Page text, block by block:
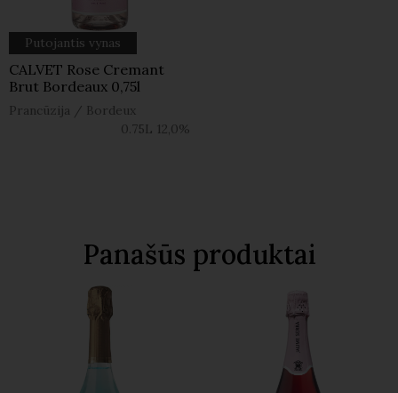
Putojantis vynas
CALVET Rose Cremant
Brut Bordeaux 0,75l
Prancūzija / Bordeux
0.75L 12,0%
Panašūs produktai